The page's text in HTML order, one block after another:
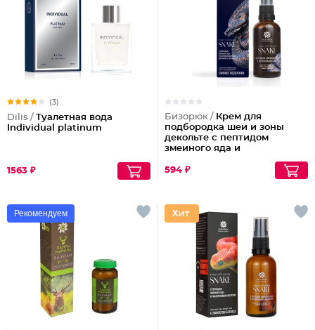
(3)
Dilis / Туалетная вода
Individual platinum
1563 ₽
Бизорюк / Крем для
подбородка шеи и зоны
декольте с пептидом
змеиного яда и
594 ₽
Рекомендуем